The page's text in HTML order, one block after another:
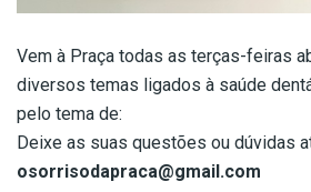
Vem à Praça todas as terças-feiras
diversos temas ligados à saúde
pelo tema de:
Deixe as suas questões ou dúvidas
osorrisodapraca@gmail.com